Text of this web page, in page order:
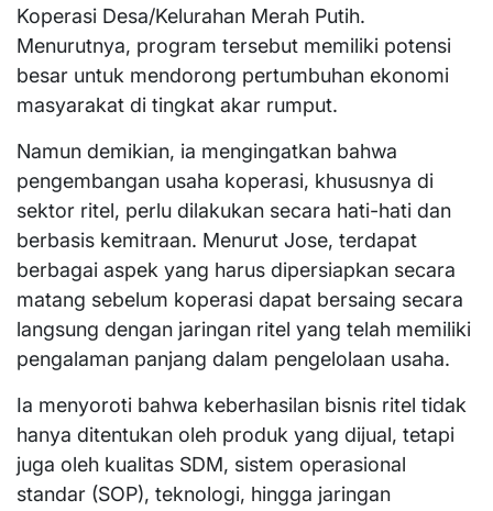
Koperasi Desa/Kelurahan Merah Putih.
Menurutnya, program tersebut memiliki potensi
besar untuk mendorong pertumbuhan ekonomi
masyarakat di tingkat akar rumput.
Namun demikian, ia mengingatkan bahwa
pengembangan usaha koperasi, khususnya di
sektor ritel, perlu dilakukan secara hati-hati dan
berbasis kemitraan. Menurut Jose, terdapat
berbagai aspek yang harus dipersiapkan secara
matang sebelum koperasi dapat bersaing secara
langsung dengan jaringan ritel yang telah memiliki
pengalaman panjang dalam pengelolaan usaha.
Ia menyoroti bahwa keberhasilan bisnis ritel tidak
hanya ditentukan oleh produk yang dijual, tetapi
juga oleh kualitas SDM, sistem operasional
standar (SOP), teknologi, hingga jaringan